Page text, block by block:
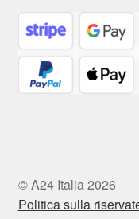
© A24 Italia 2026
Politica sulla